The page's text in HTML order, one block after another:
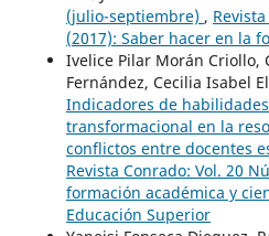
(julio-septiembre) ,
(2017): Saber hacer en la
Ivelice Pilar Morán Criollo,
Fernández, Cecilia Isabel
Indicadores de
transformacional en la
conflictos entre docentes
Revista Conrado: Vol. 20
formación académica y
Educación Superior